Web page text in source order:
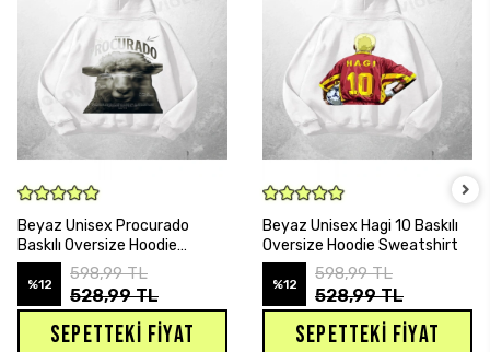
Beyaz Unisex Procurado
Baskılı Oversize Hoodie
Sweatshirt
%12
598,99 TL
528,99 TL
SEPETTEKI FIYAT
Beyaz Unisex Hagi 10 Baskılı
Oversize Hoodie Sweatshirt
%12
598,99 TL
528,99 TL
SEPETTEKI FIYAT